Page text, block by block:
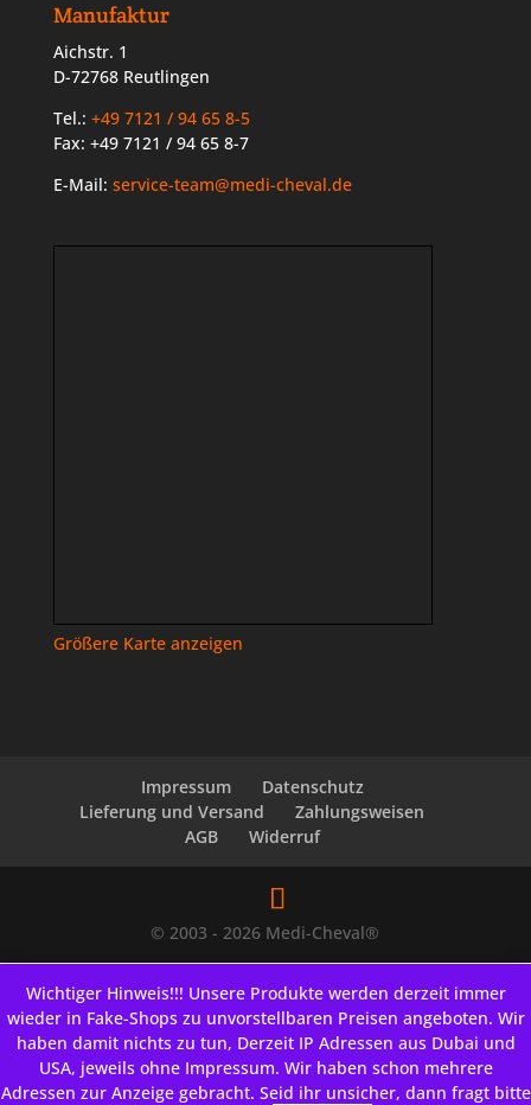
Wichtiger Hinweis!!! Unsere Produkte werden derzeit immer
wieder in Fake-Shops zu unvorstellbaren Preisen angeboten. Wir
haben damit nichts zu tun, Derzeit IP Adressen aus Dubai und
USA, jeweils ohne Impressum. Wir haben schon mehrere
Adressen zur Anzeige gebracht. Seid ihr unsicher, dann fragt bitte
Manufaktur
Aichstr. 1
D-72768 Reutlingen
Tel.: +49 7121 / 94 65 8-5
Fax: +49 7121 / 94 65 8-7
E-Mail: service-team@medi-cheval.de
Größere Karte anzeigen
Impressum
Datenschutz
Lieferung und Versand
Zahlungsweisen
AGB
Widerruf
© 2003 - 2026 Medi-Cheval®